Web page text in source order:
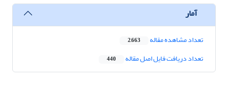
آمار
تعداد مشاهده مقاله 2,663
تعداد دریافت فایل اصل مقاله 440